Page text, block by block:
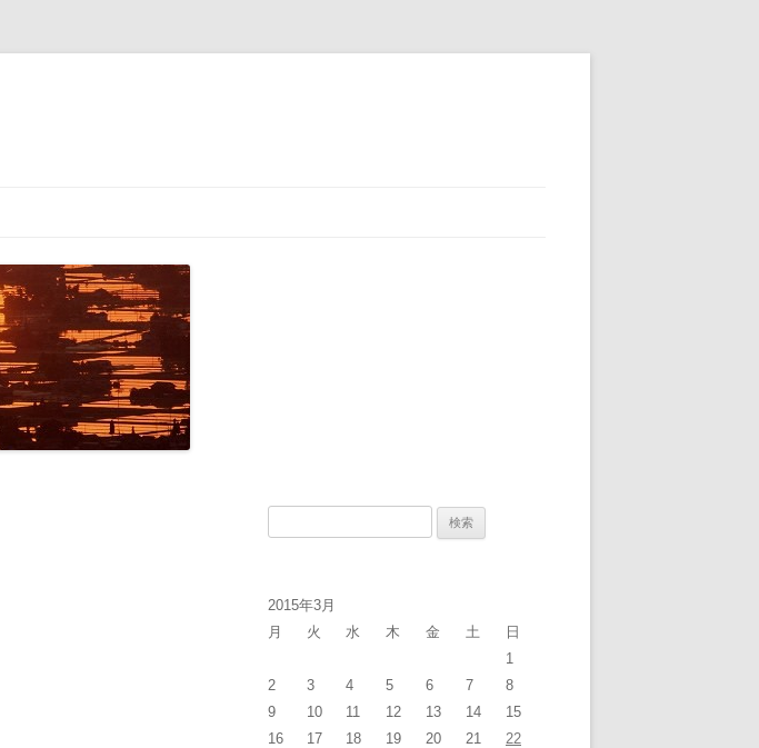
2015年3月
月
火 水 木 金 土
日
1
2
3 4 5 6 7
8
9
10 11 12 13 14
15
16
17 18 19 20 21
22